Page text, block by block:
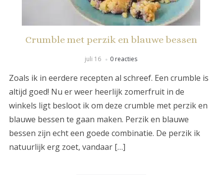
Crumble met perzik en blauwe bessen
juli 16 0 reacties
Zoals ik in eerdere recepten al schreef. Een crumble is
altijd goed! Nu er weer heerlijk zomerfruit in de
winkels ligt besloot ik om deze crumble met perzik en
blauwe bessen te gaan maken. Perzik en blauwe
bessen zijn echt een goede combinatie. De perzik ik
natuurlijk erg zoet, vandaar […]